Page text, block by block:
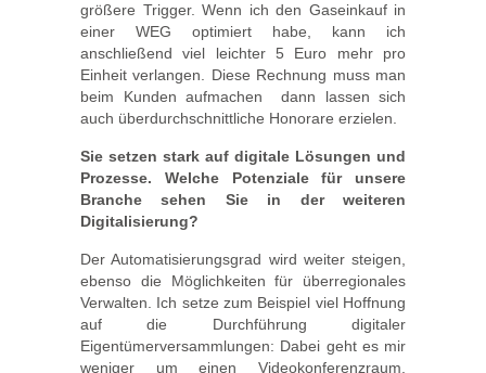
größere Trigger. Wenn ich den Gaseinkauf in
einer WEG optimiert habe, kann ich
anschließend viel leichter 5 Euro mehr pro
Einheit verlangen. Diese Rechnung muss man
beim Kunden aufmachen  dann lassen sich
auch überdurchschnittliche Honorare erzielen.
Sie setzen stark auf digitale Lösungen und
Prozesse. Welche Potenziale für unsere
Branche sehen Sie in der weiteren
Digitalisierung?
Der Automatisierungsgrad wird weiter steigen,
ebenso die Möglichkeiten für überregionales
Verwalten. Ich setze zum Beispiel viel Hoffnung
auf die Durchführung digitaler
Eigentümerversammlungen: Dabei geht es mir
weniger um einen Videokonferenzraum,